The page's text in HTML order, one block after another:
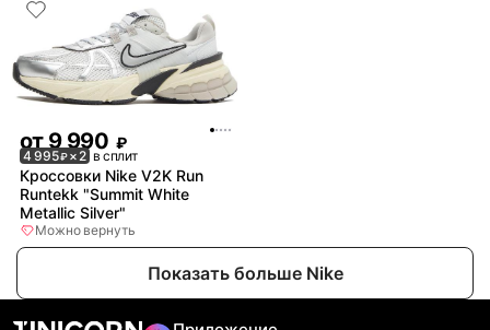
от9 990 ₽
4 995₽× 2 в сплит
Кроссовки Nike V2K Run
Runtekk "Summit White
Metallic Silver"
Можно вернуть
Показать больше Nike